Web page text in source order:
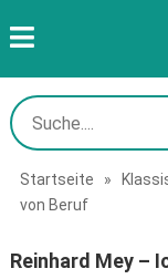
Startseite »
von Beruf
Reinhard Mey –